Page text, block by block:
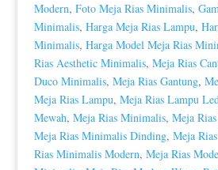
Modern, Foto Meja Rias Minimalis,
Minimalis, Harga Meja Rias Lampu,
Minimalis, Harga Model Meja Rias
Rias Aesthetic Minimalis, Meja Rias
Duco Minimalis, Meja Rias Gantung,
Meja Rias Lampu, Meja Rias Lampu
Mewah, Meja Rias Minimalis, Meja
Meja Rias Minimalis Dinding, Meja
Rias Minimalis Modern, Meja Rias